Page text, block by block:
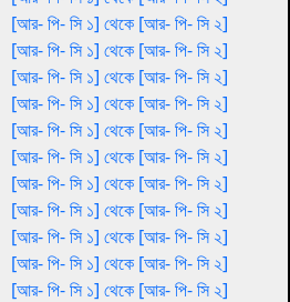
[আর- পি- সি ১] থেকে [আর- পি- সি ২]
[আর- পি- সি ১] থেকে [আর- পি- সি ২]
[আর- পি- সি ১] থেকে [আর- পি- সি ২]
[আর- পি- সি ১] থেকে [আর- পি- সি ২]
[আর- পি- সি ১] থেকে [আর- পি- সি ২]
[আর- পি- সি ১] থেকে [আর- পি- সি ২]
[আর- পি- সি ১] থেকে [আর- পি- সি ২]
[আর- পি- সি ১] থেকে [আর- পি- সি ২]
[আর- পি- সি ১] থেকে [আর- পি- সি ২]
[আর- পি- সি ১] থেকে [আর- পি- সি ২]
[আর- পি- সি ১] থেকে [আর- পি- সি ২]